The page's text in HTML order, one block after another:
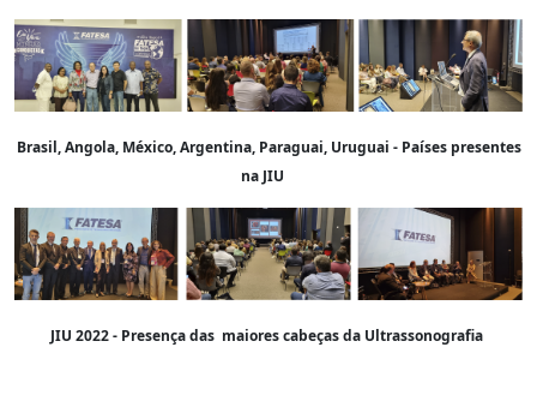
Brasil, Angola, México, Argentina, Paraguai, Uruguai - Países presentes
na JIU
JIU 2022 - Presença das maiores cabeças da Ultrassonografia